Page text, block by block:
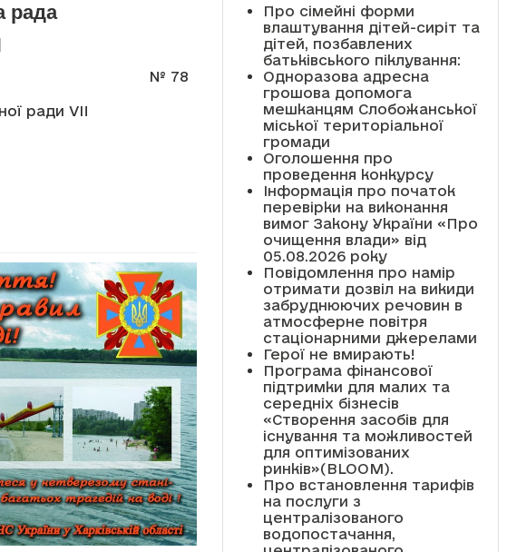
рада
№ 78
ради VII
Про сімейні форми
влаштування дітей-сиріт та
дітей, позбавлених
батьківського піклування:
Одноразова адресна
грошова допомога
мешканцям Слобожанської
міської територіальної
громади
Оголошення про
проведення конкурсу
Інформація про початок
перевірки на виконання
вимог Закону України «Про
очищення влади» від
05.08.2026 року
Повідомлення про намір
отримати дозвіл на викиди
забруднюючих речовин в
атмосферне повітря
стаціонарними джерелами
Герої не вмирають!
Програма фінансової
підтримки для малих та
середніх бізнесів
«Створення засобів для
існування та можливостей
для оптимізованих
ринків»(BLOOM).
Про встановлення тарифів
на послуги з
централізованого
водопостачання,